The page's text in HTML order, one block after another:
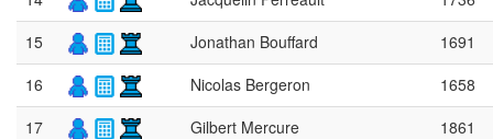
15
Jonathan Bouffard
1691
16
Nicolas Bergeron
1658
17
Gilbert Mercure
1861